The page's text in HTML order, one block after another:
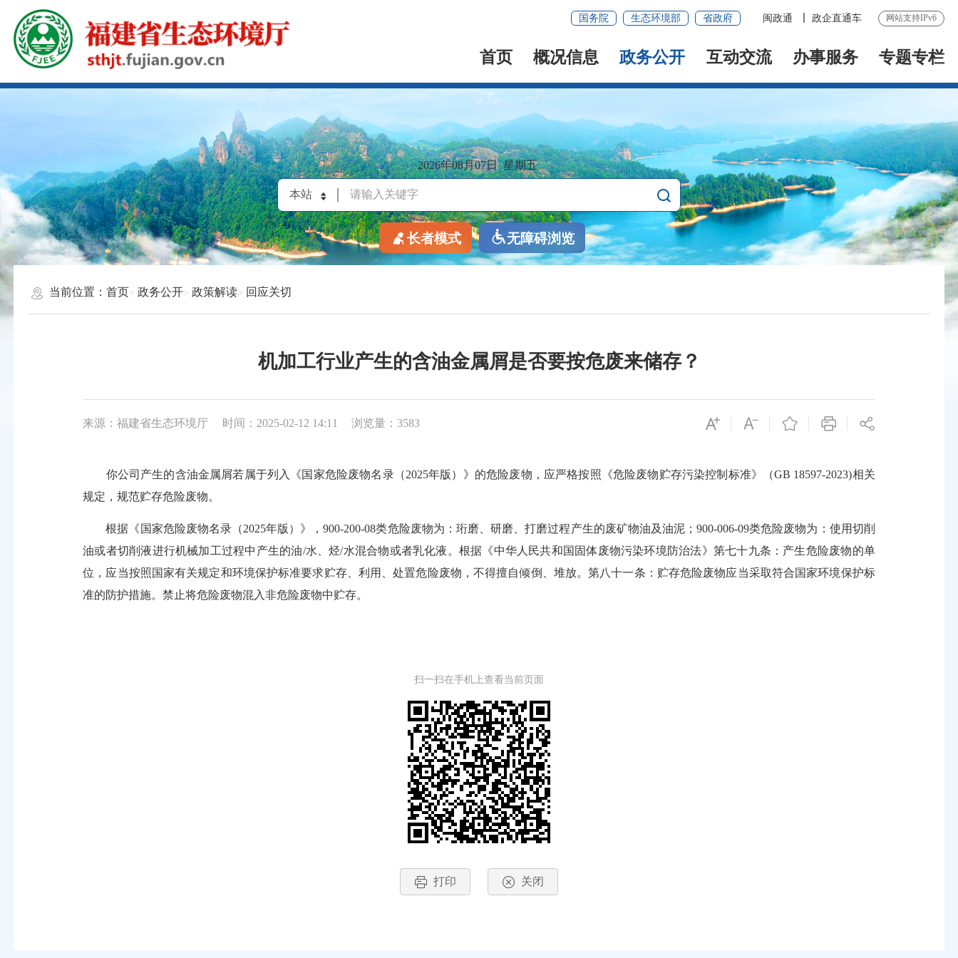
国务院 生态环境部 省政府 闽政通 政企直通车 网站支持IPv6
首页 概况信息 政务公开 互动交流 办事服务 专题专栏
2026年08月07日 星期五
长者模式 无障碍浏览
当前位置：首页 政务公开 政策解读 回应关切
机加工行业产生的含油金属屑是否要按危废来储存？
来源：福建省生态环境厅 时间：2025-02-12 14:11 浏览量：3583
你公司产生的含油金属屑若属于列入《国家危险废物名录（2025年版）》的危险废物，应严格按照《危险废物贮存污染控制标准》（GB 18597-2023)相关
规定，规范贮存危险废物。
根据《国家危险废物名录（2025年版）》，900-200-08类危险废物为：珩磨、研磨、打磨过程产生的废矿物油及油泥；900-006-09类危险废物为：使用切削
油或者切削液进行机械加工过程中产生的油/水、烃/水混合物或者乳化液。根据《中华人民共和国固体废物污染环境防治法》第七十九条：产生危险废物的单
位，应当按照国家有关规定和环境保护标准要求贮存、利用、处置危险废物，不得擅自倾倒、堆放。第八十一条：贮存危险废物应当采取符合国家环境保护标
准的防护措施。禁止将危险废物混入非危险废物中贮存。
扫一扫在手机上查看当前页面
打印 关闭